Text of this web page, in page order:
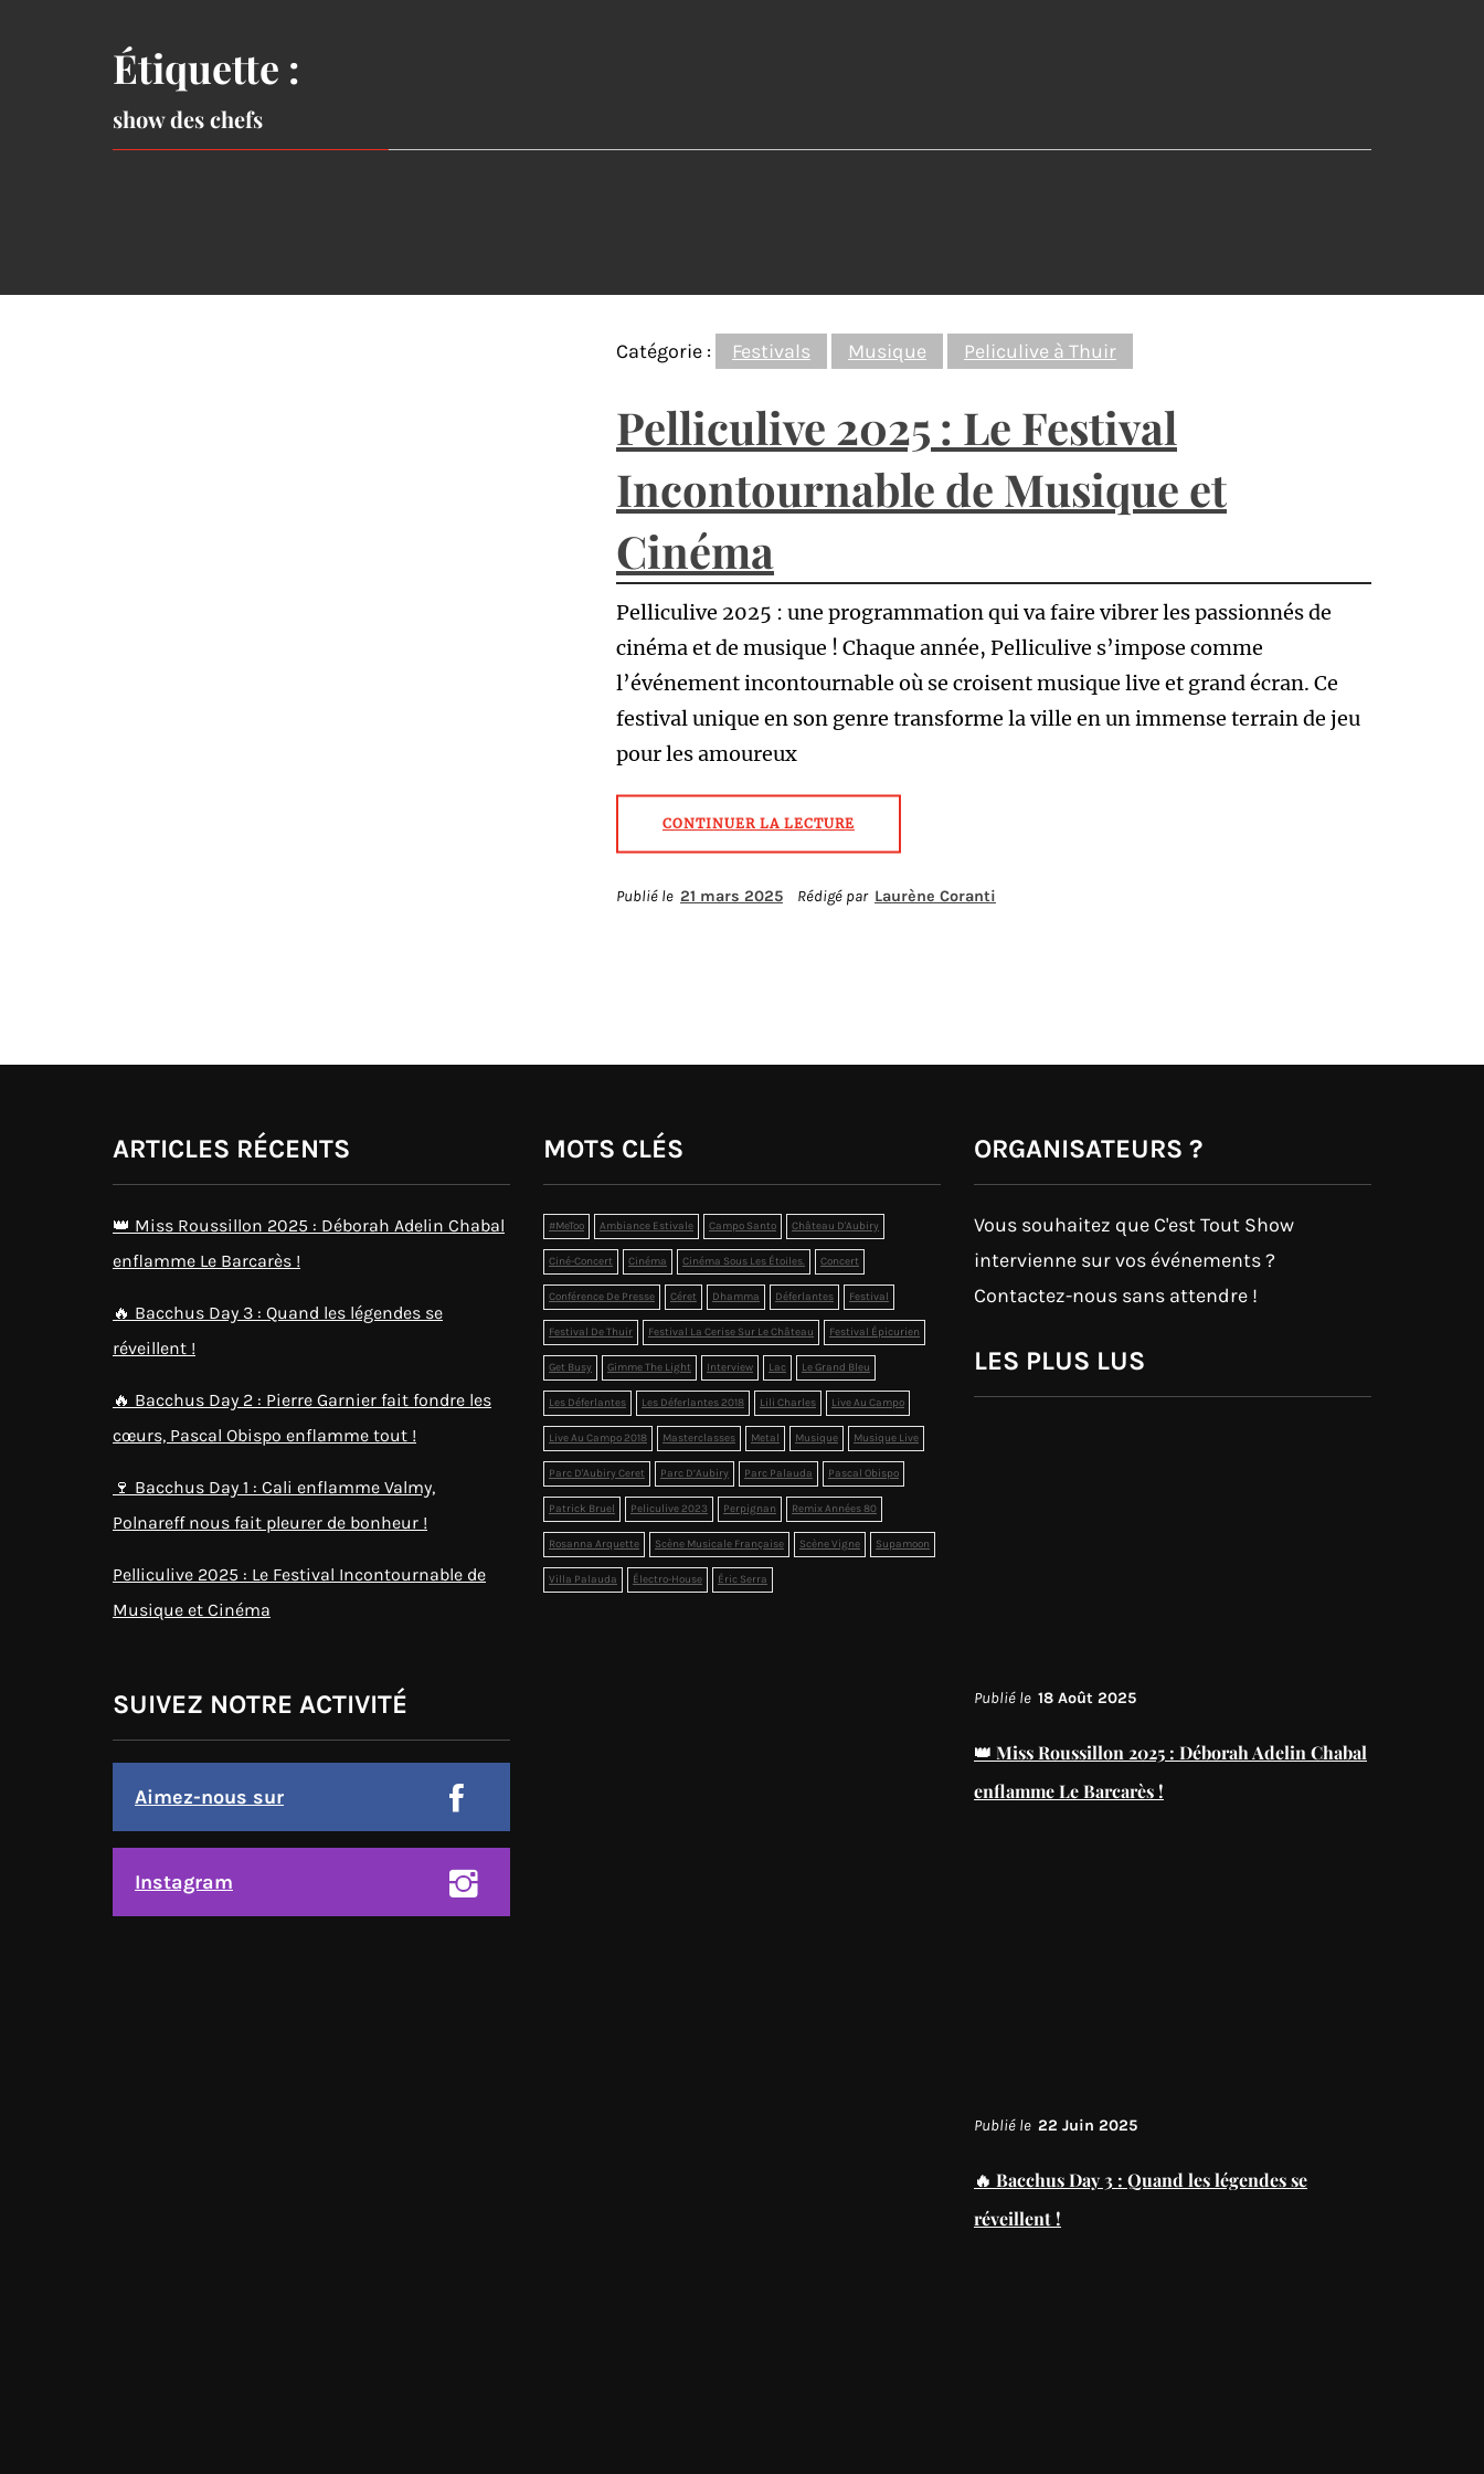
Étiquette :
show des chefs
Catégorie : Festivals Musique Peliculive à Thuir
Pelliculive 2025 : Le Festival
Incontournable de Musique et
Cinéma
Pelliculive 2025 : une programmation qui va faire vibrer les passionnés de
cinéma et de musique ! Chaque année, Pelliculive s’impose comme
l’événement incontournable où se croisent musique live et grand écran. Ce
festival unique en son genre transforme la ville en un immense terrain de jeu
pour les amoureux
CONTINUER LA LECTURE
Publié le 21 mars 2025 Rédigé par Laurène Coranti
ARTICLES RÉCENTS
👑 Miss Roussillon 2025 : Déborah Adelin Chabal
enflamme Le Barcarès !
🔥 Bacchus Day 3 : Quand les légendes se
réveillent !
🔥 Bacchus Day 2 : Pierre Garnier fait fondre les
cœurs, Pascal Obispo enflamme tout !
🍷 Bacchus Day 1 : Cali enflamme Valmy,
Polnareff nous fait pleurer de bonheur !
Pelliculive 2025 : Le Festival Incontournable de
Musique et Cinéma
SUIVEZ NOTRE ACTIVITÉ
Aimez-nous sur
Instagram
MOTS CLÉS
#MeToo Ambiance Estivale Campo Santo Château D'Aubiry
Ciné-Concert Cinéma Cinéma Sous Les Étoiles. Concert
Conférence De Presse Céret Dhamma Déferlantes Festival
Festival De Thuir Festival La Cerise Sur Le Château Festival Épicurien
Get Busy Gimme The Light Interview Lac Le Grand Bleu
Les Déferlantes Les Déferlantes 2018 Lili Charles Live Au Campo
Live Au Campo 2018 Masterclasses Metal Musique Musique Live
Parc D'Aubiry Ceret Parc D’Aubiry Parc Palauda Pascal Obispo
Patrick Bruel Peliculive 2023 Perpignan Remix Années 80
Rosanna Arquette Scène Musicale Française Scène Vigne Supamoon
Villa Palauda Électro-House Éric Serra
ORGANISATEURS ?
Vous souhaitez que C'est Tout Show
intervienne sur vos événements ?
Contactez-nous sans attendre !
LES PLUS LUS
Publié le 18 Août 2025
👑 Miss Roussillon 2025 : Déborah Adelin Chabal
enflamme Le Barcarès !
Publié le 22 Juin 2025
🔥 Bacchus Day 3 : Quand les légendes se
réveillent !